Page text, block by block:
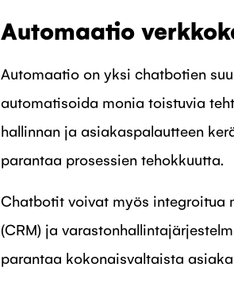
Automaatio
Automaatio on yksi chatbotien
automatisoida monia toistuvia
hallinnan ja asiakaspalautteen
parantaa prosessien tehokkuutta.
Chatbotit voivat myös integroitua
(CRM) ja
parantaa kokonaisvaltaista